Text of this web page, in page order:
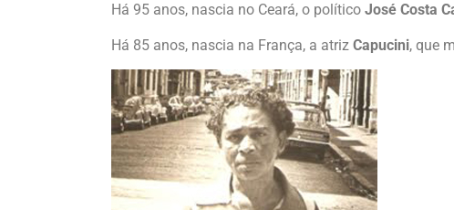
Há 95 anos, nascia no Ceará, o político José Costa
Há 85 anos, nascia na França, a atriz Capucini, que